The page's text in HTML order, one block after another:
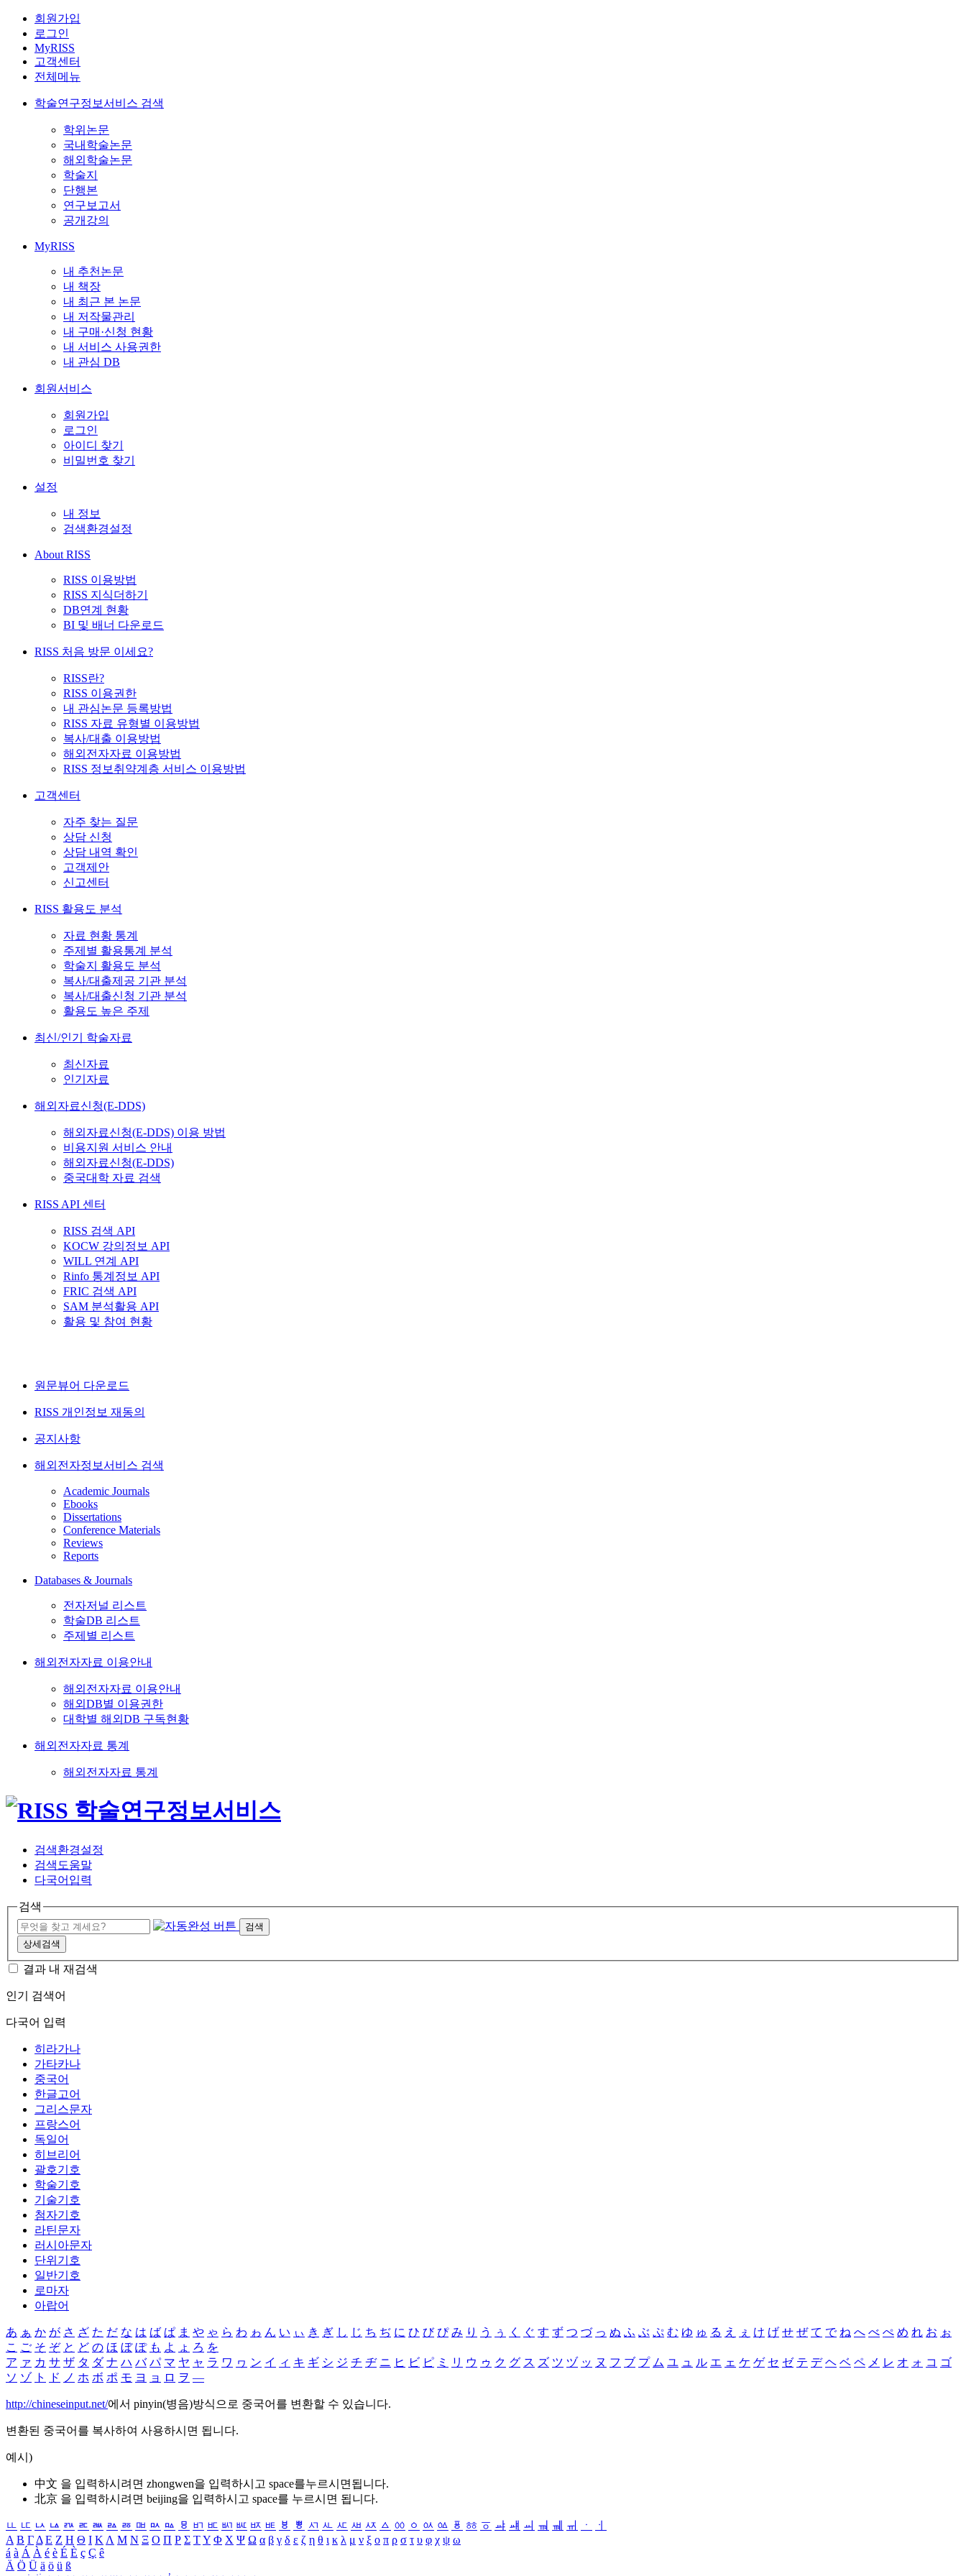
회원가입
로그인
MyRISS
고객센터
전체메뉴
학술연구정보서비스 검색
학위논문
국내학술논문
해외학술논문
학술지
단행본
연구보고서
공개강의
MyRISS
내 추천논문
내 책장
내 최근 본 논문
내 저작물관리
내 구매·신청 현황
내 서비스 사용권한
내 관심 DB
회원서비스
회원가입
로그인
아이디 찾기
비밀번호 찾기
설정
내 정보
검색환경설정
About RISS
RISS 이용방법
RISS 지식더하기
DB연계 현황
BI 및 배너 다운로드
RISS 처음 방문 이세요?
RISS란?
RISS 이용권한
내 관심논문 등록방법
RISS 자료 유형별 이용방법
복사/대출 이용방법
해외전자자료 이용방법
RISS 정보취약계층 서비스 이용방법
고객센터
자주 찾는 질문
상담 신청
상담 내역 확인
고객제안
신고센터
RISS 활용도 분석
자료 현황 통계
주제별 활용통계 분석
학술지 활용도 분석
복사/대출제공 기관 분석
복사/대출신청 기관 분석
활용도 높은 주제
최신/인기 학술자료
최신자료
인기자료
해외자료신청(E-DDS)
해외자료신청(E-DDS) 이용 방법
비용지원 서비스 안내
해외자료신청(E-DDS)
중국대학 자료 검색
RISS API 센터
RISS 검색 API
KOCW 강의정보 API
WILL 연계 API
Rinfo 통계정보 API
FRIC 검색 API
SAM 분석활용 API
활용 및 참여 현황
원문뷰어 다운로드
RISS 개인정보 재동의
공지사항
해외전자정보서비스 검색
Academic Journals
Ebooks
Dissertations
Conference Materials
Reviews
Reports
Databases & Journals
전자저널 리스트
학술DB 리스트
주제별 리스트
해외전자자료 이용안내
해외전자자료 이용안내
해외DB별 이용권한
대학별 해외DB 구독현황
해외전자자료 통계
해외전자자료 통계
검색환경설정
검색도움말
다국어입력
검색
검색
상세검색
결과 내 재검색
인기 검색어
다국어 입력
히라가나
가타카나
중국어
한글고어
그리스문자
프랑스어
독일어
히브리어
괄호기호
학술기호
기술기호
첨자기호
라틴문자
러시아문자
단위기호
일반기호
로마자
아랍어
あ ぁ か が さ ざ た だ な は ば ぱ ま や ゃ ら わ ゎ ん い ぃ き ぎ し じ ち ぢ に ひ び ぴ み り う ぅ く ぐ す ず つ づ っ ぬ ふ ぶ ぷ む ゆ ゅ る え ぇ け げ せ ぜ て で ね へ べ ぺ め れ お ぉ
こ ご そ ぞ と ど の ほ ぼ ぽ も よ ょ ろ を
ア ァ カ サ ザ タ ダ ナ ハ バ パ マ ヤ ャ ラ ワ ヮ ン イ ィ キ ギ シ ジ チ ヂ ニ ヒ ビ ピ ミ リ ウ ゥ ク グ ス ズ ツ ヅ ッ ヌ フ ブ プ ム ユ ュ ル エ ェ ケ ゲ セ ゼ テ デ ヘ ベ ペ メ レ オ ォ コ ゴ
ソ ゾ ト ド ノ ホ ボ ポ モ ヨ ョ ロ ヲ ―
http://chineseinput.net/에서 pinyin(병음)방식으로 중국어를 변환할 수 있습니다.
변환된 중국어를 복사하여 사용하시면 됩니다.
예시)
中文 을 입력하시려면 zhongwen을 입력하시고 space를누르시면됩니다.
北京 을 입력하시려면 beijing을 입력하시고 space를 누르시면 됩니다.
ㅥ ㅦ ㅧ ㅨ ㅩ ㅪ ㅫ ㅬ ㅭ ㅮ ㅯ ㅰ ㅱ ㅲ ㅳ ㅴ ㅵ ㅶ ㅷ ㅸ ㅹ ㅺ ㅻ ㅼ ㅽ ㅾ ㅿ ㆀ ㆁ ㆂ ㆃ ㆄ ㆅ ㆆ ㆇ ㆈ ㆉ ㆊ ㆋ ㆌ ㆍ
ㆎ
Α Β ΓΔ Ε Ζ Η Θ Ι ΚΛ Μ Ν Ξ Ο Π Ρ Σ ΤΥ Φ Χ Ψ Ω α β γ δ ε ζ η θ ι κ λ μ ν ξ ο π ρ σ τ υ φ χ ψ ω
á à Á À é è É È ç Ç ê
Ä Ö Ü ä ö ü ß